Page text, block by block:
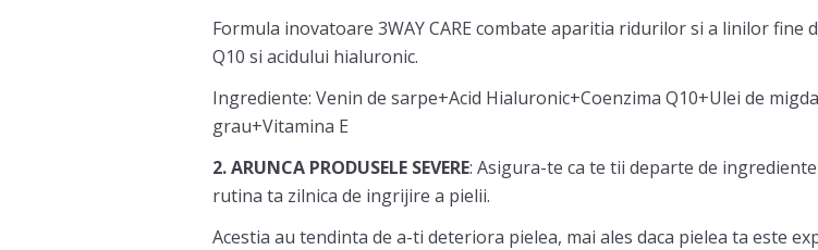
Formula inovatoare 3WAY CARE combate aparitia ridurilor si a linilor
Q10 si acidului hialuronic.
Ingrediente: Venin de sarpe+Acid Hialuronic+Coenzima Q10+Ulei de
grau+Vitamina E
2. ARUNCA PRODUSELE SEVERE: Asigura-te ca te tii departe de
rutina ta zilnica de ingrijire a pielii.
Acestia au tendinta de a-ti deteriora pielea, mai ales daca pielea ta este